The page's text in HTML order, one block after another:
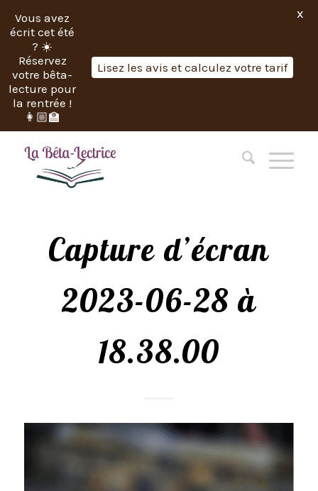
Capture d’écran
2023-06-28 à
18.38.00
Vous avez
écrit cet été
? ☀️
Réservez
votre bêta-
lecture pour
la rentrée !
👩🏼‍🏫
Lisez les avis et calculez votre tarif
X